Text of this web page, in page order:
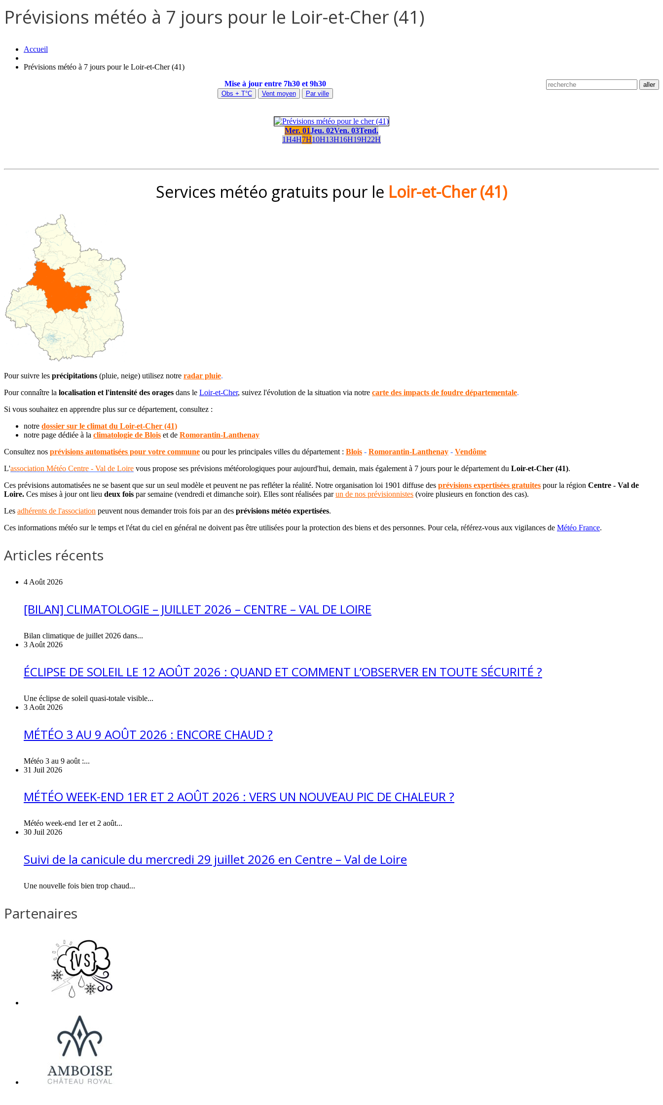
Prévisions météo à 7 jours pour le Loir-et-Cher (41)
Accueil
Prévisions météo à 7 jours pour le Loir-et-Cher (41)
Mise à jour entre 7h30 et 9h30
Obs + T°C Vent moyen Par ville
Mer. 01Jeu. 02Ven. 03Tend.
1H4H7H10H13H16H19H22H
Services météo gratuits pour le Loir-et-Cher(41)
Pour suivre les précipitations (pluie, neige) utilisez notre radar pluie.
Pour connaître la localisation et l'intensité des orages dans le Loir-et-Cher, suivez l'évolution de la situation via notre carte des impacts de foudre départementale.
Si vous souhaitez en apprendre plus sur ce département, consultez :
notre dossier sur le climat du Loir-et-Cher (41)
notre page dédiée à la climatologie de Blois et de Romorantin-Lanthenay
Consultez nos prévisions automatisées pour votre commune ou pour les principales villes du département : Blois - Romorantin-Lanthenay - Vendôme
L'association Météo Centre - Val de Loire vous propose ses prévisions météorologiques pour aujourd'hui, demain, mais également à 7 jours pour le département du Loir-et-Cher (41).
Ces prévisions automatisées ne se basent que sur un seul modèle et peuvent ne pas refléter la réalité. Notre organisation loi 1901 diffuse des prévisions expertisées gratuites pour la région Centre - Val de
Loire. Ces mises à jour ont lieu deux fois par semaine (vendredi et dimanche soir). Elles sont réalisées par un de nos prévisionnistes (voire plusieurs en fonction des cas).
Les adhérents de l'association peuvent nous demander trois fois par an des prévisions météo expertisées.
Ces informations météo sur le temps et l'état du ciel en général ne doivent pas être utilisées pour la protection des biens et des personnes. Pour cela, référez-vous aux vigilances de Météo France.
Articles récents
4 Août 2026
[BILAN] CLIMATOLOGIE – JUILLET 2026 – CENTRE – VAL DE LOIRE
Bilan climatique de juillet 2026 dans...
3 Août 2026
ÉCLIPSE DE SOLEIL LE 12 AOÛT 2026 : QUAND ET COMMENT L’OBSERVER EN TOUTE SÉCURITÉ ?
Une éclipse de soleil quasi-totale visible...
3 Août 2026
MÉTÉO 3 AU 9 AOÛT 2026 : ENCORE CHAUD ?
Météo 3 au 9 août :...
31 Juil 2026
MÉTÉO WEEK-END 1ER ET 2 AOÛT 2026 : VERS UN NOUVEAU PIC DE CHALEUR ?
Météo week-end 1er et 2 août...
30 Juil 2026
Suivi de la canicule du mercredi 29 juillet 2026 en Centre – Val de Loire
Une nouvelle fois bien trop chaud...
Partenaires